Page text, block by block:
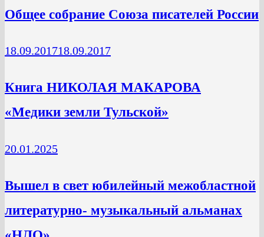
Общее собрание Союза писателей России
18.09.201718.09.2017
Книга НИКОЛАЯ МАКАРОВА
«Медики земли Тульской»
20.01.2025
Вышел в свет юбилейный межобластной
литературно- музыкальный альманах